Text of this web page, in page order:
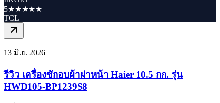
5★★★★★
TCL
13 มิ.ย. 2026
รีวิว เครื่องซักอบผ้าฝาหน้า Haier 10.5 กก. รุ่น
HWD105-BP1239S8